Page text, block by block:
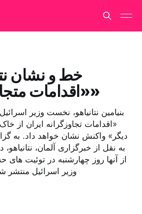
خط و نشان
«اقدامات متجاوزانه ایران»
بنیامین نتانیاهو، نخست وزیر
«اقدامات تجاوزگرانه ایران از
دیگر» واکنش نشان خواهد داد. به
به نقل از خبرگزاری آلمان،
از آنها روز چهارشنبه در توئیت
وزیر اسرائیل منتشر